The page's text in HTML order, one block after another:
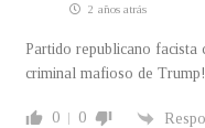
2 años atrás
Partido republicano facista
criminal mafioso de
0 0